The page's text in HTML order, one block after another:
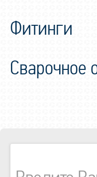
Фитинги
Сварочное